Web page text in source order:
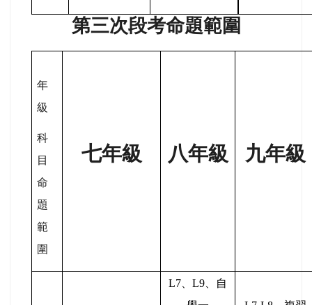
第三次段考命題範圍
年
級
科
目
命
題
範
圍
七年級 八年級 九年級
L7 、L9、自